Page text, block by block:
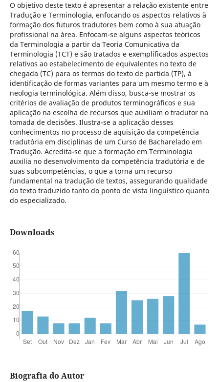
O objetivo deste texto é apresentar a relação existente entre
Tradução e Terminologia, enfocando os aspectos relativos à
formação dos futuros tradutores bem como à sua atuação
profissional na área. Enfocam-se alguns aspectos teóricos
da Terminologia a partir da Teoria Comunicativa da
Terminologia (TCT) e são tratados e exemplificados aspectos
relativos ao estabelecimento de equivalentes no texto de
chegada (TC) para os termos do texto de partida (TP), à
identificação de formas variantes para um mesmo termo e à
neologia terminológica. Além disso, busca-se mostrar os
critérios de avaliação de produtos terminográficos e sua
aplicação na escolha de recursos que auxiliam o tradutor na
tomada de decisões. Ilustra-se a aplicação desses
conhecimentos no processo de aquisição da competência
tradutória em disciplinas de um Curso de Bacharelado em
Tradução. Acredita-se que a formação em Terminologia
auxilia no desenvolvimento da competência tradutória e de
suas subcompetências, o que a torna um recurso
fundamental na tradução de textos, assegurando qualidade
do texto traduzido tanto do ponto de vista linguístico quanto
do especializado.
Downloads
Biografia do Autor